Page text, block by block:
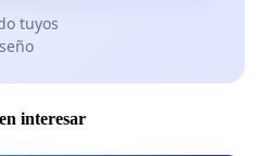
tuyos
interesar